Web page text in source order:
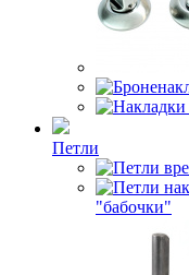
Петли
"бабочки"